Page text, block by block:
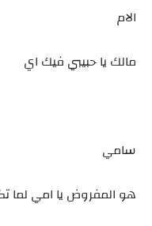
الام
مالك يا حبيبي فيك اي
سامي
هو المفروض يا امي لما